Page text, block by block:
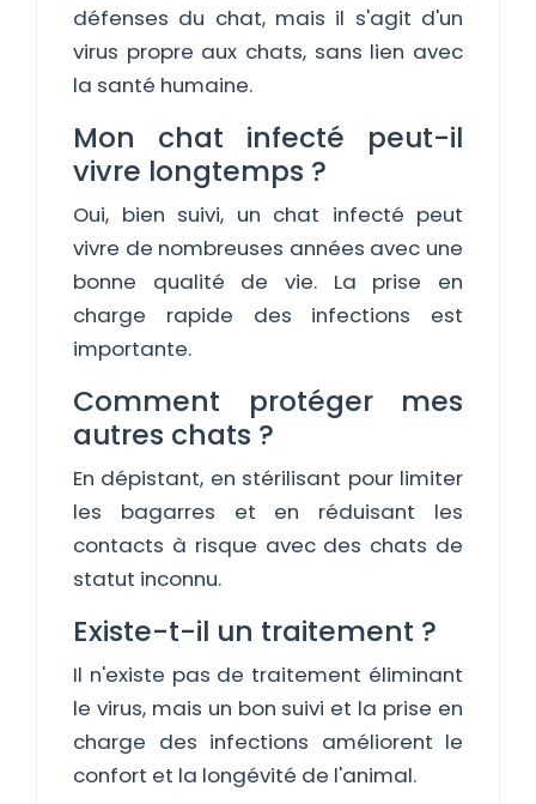
défenses du chat, mais il s'agit d'un
virus propre aux chats, sans lien avec
la santé humaine.
Mon chat infecté peut-il
vivre longtemps ?
Oui, bien suivi, un chat infecté peut
vivre de nombreuses années avec une
bonne qualité de vie. La prise en
charge rapide des infections est
importante.
Comment protéger mes
autres chats ?
En dépistant, en stérilisant pour limiter
les bagarres et en réduisant les
contacts à risque avec des chats de
statut inconnu.
Existe-t-il un traitement ?
Il n'existe pas de traitement éliminant
le virus, mais un bon suivi et la prise en
charge des infections améliorent le
confort et la longévité de l'animal.